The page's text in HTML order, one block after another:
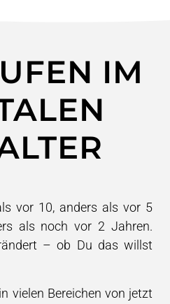
IM
vor 10, anders als vor 5
als noch vor 2 Jahren.
– ob Du das willst
vielen Bereichen von jetzt